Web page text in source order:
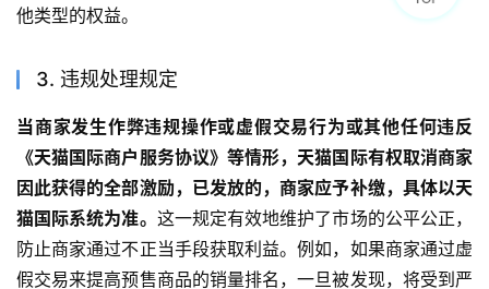
他类型的权益。
3. 违规处理规定
当商家发生作弊违规操作或虚假交易行为或其他任何违反
《天猫国际商户服务协议》等情形，天猫国际有权取消商家
因此获得的全部激励，已发放的，商家应予补缴，具体以天
猫国际系统为准。 这一规定有效地维护了市场的公平公正，
防止商家通过不正当手段获取利益。例如，如果商家通过虚
假交易来提高预售商品的销量排名，一旦被发现，将受到严